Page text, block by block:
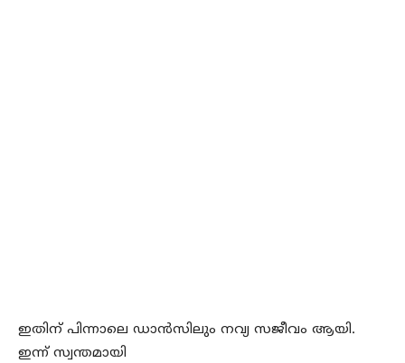
ഇതിന് പിന്നാലെ ഡാന്‍സിലും നവ്യ സജീവം ആയി.
ഇന്ന് സ്വന്തമായി